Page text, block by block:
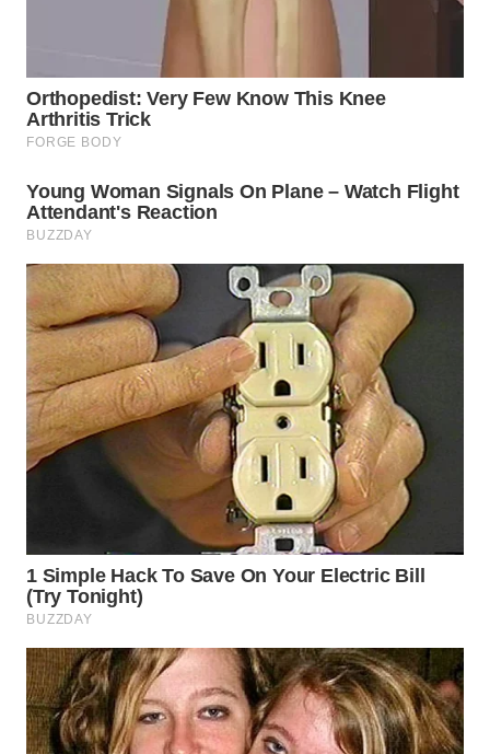
TAPANULI
TENGAH
SERDANG
WN
TEBING
TINGGI
WN
PAKPAK
WN
KARAWANG
WN
BOGOR
WN
DEPOK
WN